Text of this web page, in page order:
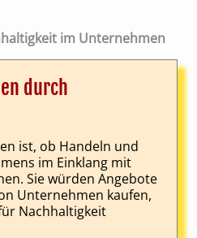
im Unternehmen
durch
ist, ob Handeln und
im Einklang mit
Sie würden Angebote
Unternehmen kaufen,
Nachhaltigkeit